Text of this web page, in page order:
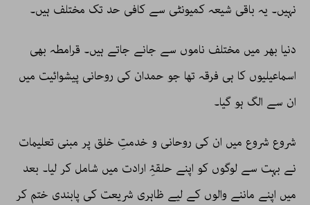
نہیں۔ یہ باقی شیعہ کمیونٹی سے کافی حد تک مختلف ہیں۔
دنیا بھر میں مختلف ناموں سے جانے جاتے ہیں۔ قرامطہ بھی
اسماعیلیوں کا ہی فرقہ تھا جو حمدان کی روحانی پیشوائیت میں
ان سے الگ ہو گیا۔
شروع شروع میں ان کی روحانی و خدمتِ خلق پر مبنی تعلیمات
نے بہت سے لوگوں کو اپنے حلقۂِ ارادت میں شامل کر لیا۔ بعد
میں اپنے ماننے والوں کے لیے ظاہری شریعت کی پابندی ختم کر